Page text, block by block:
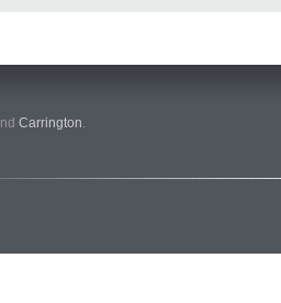
Carrington.